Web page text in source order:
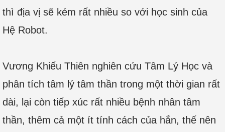
thì địa vị sẽ kém rất nhiều so với học sinh của
Hệ Robot.
Vương Khiếu Thiên nghiên cứu Tâm Lý Học và
phân tích tâm lý tâm thần trong một thời gian rất
dài, lại còn tiếp xúc rất nhiều bệnh nhân tâm
thần, thêm cả một ít tính cách của hắn, thế nên